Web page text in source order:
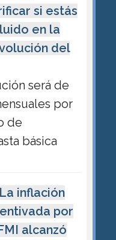
si estás
en la
del
será de
por
de
básica
La inflación
por
alcanzó